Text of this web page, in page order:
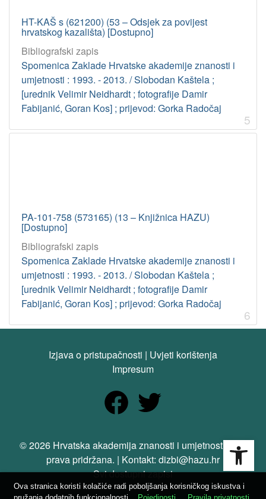
HT-KAŠ s (621200) (53 – Odsjek za povijest
hrvatskog kazališta) [Dostupno]
Bibliografski zapis
Spomenica Zaklade Hrvatske akademije znanosti i
umjetnosti : 1993. - 2013. / Slobodan Kaštela ;
[urednik Velimir Neidhardt ; fotografije Damir
Fabijanić, Goran Kos] ; prijevod: Gorka Radočaj
5
PA-101-758 (573165) (13 – Knjižnica HAZU)
[Dostupno]
Bibliografski zapis
Spomenica Zaklade Hrvatske akademije znanosti i
umjetnosti : 1993. - 2013. / Slobodan Kaštela ;
[urednik Velimir Neidhardt ; fotografije Damir
Fabijanić, Goran Kos] ; prijevod: Gorka Radočaj
6
Izjava o pristupačnosti | Uvjeti korištenja
Impresum
© 2026 Hrvatska akademija znanosti i umjetnosti. Sva
prava pridržana. | Kontakt: dizbi@hazu.hr
Svi dostupni zapisi
Ova stranica koristi kolačiće radi poboljšanja korisničkog iskustva i